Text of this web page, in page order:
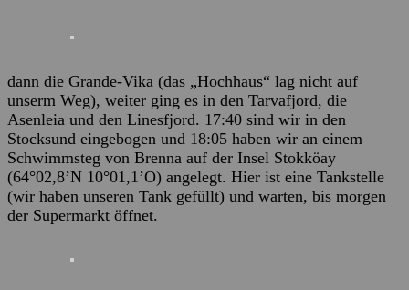
dann die Grande-Vika (das „Hochhaus“ lag nicht auf
unserm Weg), weiter ging es in den Tarvafjord, die
Asenleia und den Linesfjord. 17:40 sind wir in den
Stocksund eingebogen und 18:05 haben wir an einem
Schwimmsteg von Brenna auf der Insel Stokköay
(64°02,8’N 10°01,1’O) angelegt. Hier ist eine Tankstelle
(wir haben unseren Tank gefüllt) und warten, bis morgen
der Supermarkt öffnet.